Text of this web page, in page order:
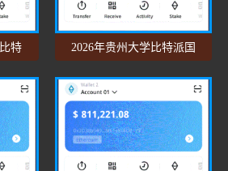
特 2026年贵州大学比特派国
际文化节开幕